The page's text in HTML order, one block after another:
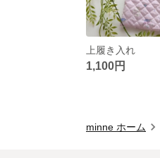
上履き入れ
1,100円
minne ホーム